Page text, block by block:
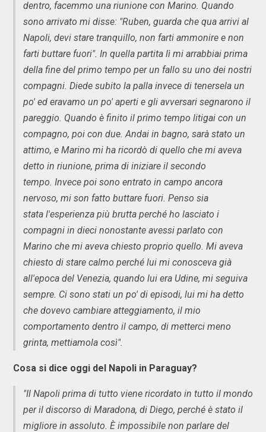
dentro, facemmo una riunione con Marino. Quando
sono arrivato mi disse: "Ruben, guarda che qua arrivi al
Napoli, devi stare tranquillo, non farti ammonire e non
farti buttare fuori". In quella partita lì mi arrabbiai prima
della fine del primo tempo per un fallo su uno dei nostri
compagni. Diede subito la palla invece di tenersela un
po' ed eravamo un po' aperti e gli avversari segnarono il
pareggio. Quando è finito il primo tempo litigai con un
compagno, poi con due. Andai in bagno, sarà stato un
attimo, e Marino mi ha ricordò di quello che mi aveva
detto in riunione, prima di iniziare il secondo
tempo. Invece poi sono entrato in campo ancora
nervoso, mi son fatto buttare fuori. Penso sia
stata l'esperienza più brutta perché ho lasciato i
compagni in dieci nonostante avessi parlato con
Marino che mi aveva chiesto proprio quello. Mi aveva
chiesto di stare calmo perché lui mi conosceva già
all'epoca del Venezia, quando lui era Udine, mi seguiva
sempre. Ci sono stati un po' di episodi, lui mi ha detto
che dovevo cambiare atteggiamento, il mio
comportamento dentro il campo, di metterci meno
grinta, mettiamola così".
Cosa si dice oggi del Napoli in Paraguay?
"Il Napoli prima di tutto viene ricordato in tutto il mondo
per il discorso di Maradona, di Diego, perché è stato il
migliore in assoluto. È impossibile non parlare del